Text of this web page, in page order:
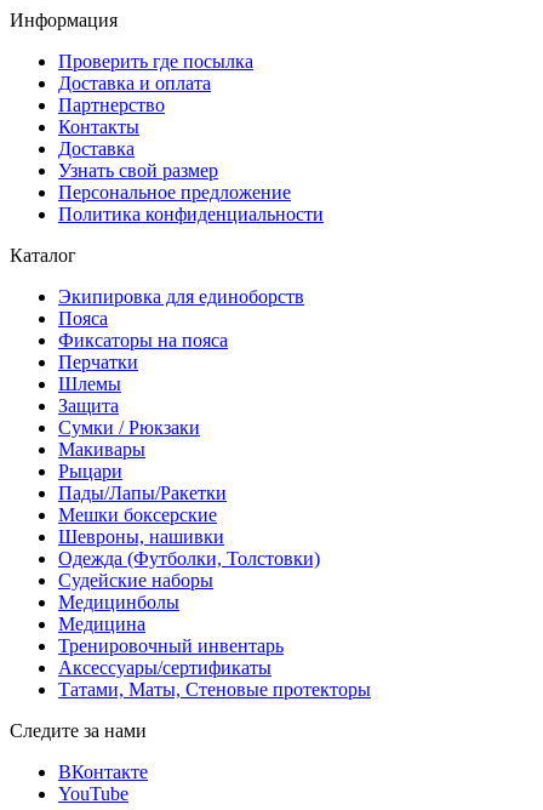
Информация
Проверить где посылка
Доставка и оплата
Партнерство
Контакты
Доставка
Узнать свой размер
Персональное предложение
Политика конфиденциальности
Каталог
Экипировка для единоборств
Пояса
Фиксаторы на пояса
Перчатки
Шлемы
Защита
Сумки / Рюкзаки
Макивары
Рыцари
Пады/Лапы/Ракетки
Мешки боксерские
Шевроны, нашивки
Одежда (Футболки, Толстовки)
Судейские наборы
Медицинболы
Медицина
Тренировочный инвентарь
Аксессуары/сертификаты
Татами, Маты, Стеновые протекторы
Следите за нами
ВКонтакте
YouTube